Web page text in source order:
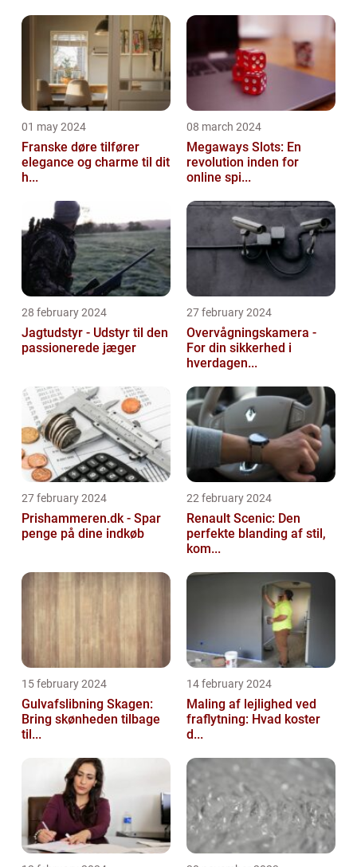
01 may 2024
Franske døre tilfører
elegance og charme til dit
h...
08 march 2024
Megaways Slots: En
revolution inden for
online spi...
28 february 2024
Jagtudstyr - Udstyr til den
passionerede jæger
27 february 2024
Overvågningskamera -
For din sikkerhed i
hverdagen...
27 february 2024
Prishammeren.dk - Spar
penge på dine indkøb
22 february 2024
Renault Scenic: Den
perfekte blanding af stil,
kom...
15 february 2024
Gulvafslibning Skagen:
Bring skønheden tilbage
til...
14 february 2024
Maling af lejlighed ved
fraflytning: Hvad koster
d...